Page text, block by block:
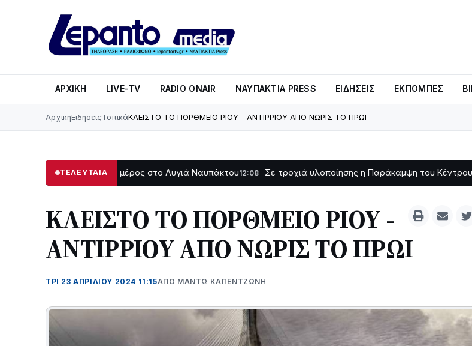
ΑΡΧΙΚΉ LIVE-TV RADIO ONAIR ΝΑΥΠΑΚΤΊΑ PRESS ΕΙΔΉΣΕΙΣ ΕΚΠΟΜΠΈΣ
ΑρχικήΕιδήσειςΤοπικάΚΛΕΙΣΤΟ ΤΟ ΠΟΡΘΜΕΙΟ ΡΙΟΥ - ΑΝΤΙΡΡΙΟΥ ΑΠΟ ΝΩΡΙΣ ΤΟ ΠΡΩΙ
ΤΕΛΕΥΤΑΙΑ
μεγάλο μέρος στο Λυγιά Ναυπάκτου12:08 Σε τροχιά υλοποίησης η Παράκαμψη του Κέντρου της
ΚΛΕΙΣΤΟ ΤΟ ΠΟΡΘΜΕΙΟ ΡΙΟΥ -
ΑΝΤΙΡΡΙΟΥ ΑΠΟ ΝΩΡΙΣ ΤΟ ΠΡΩΙ
ΤΡΊ 23 ΑΠΡΙΛΊΟΥ 2024 11:15ΑΠΌ ΜΑΝΤΩ ΚΑΠΕΝΤΖΩΝΗ